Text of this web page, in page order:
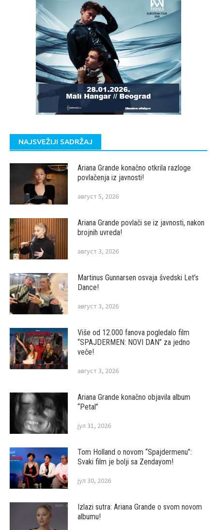
NAJSVEŽIJI SADRŽAJ
Ariana Grande konačno otkrila razloge
povlačenja iz javnosti!
август 5, 2026
Ariana Grande povlači se iz javnosti, nakon
brojnih uvreda!
август 3, 2026
Martinus Gunnarsen osvaja švedski Let’s
Dance!
август 3, 2026
Više od 12.000 fanova pogledalo film
“SPAJDERMEN: NOVI DAN” za jedno
veče!
август 3, 2026
Ariana Grande konačno objavila album
“Petal”
јул 31, 2026
Tom Holland o novom “Spajdermenu”:
Svaki film je bolji sa Zendayom!
јул 30, 2026
Izlazi sutra: Ariana Grande o svom novom
albumu!